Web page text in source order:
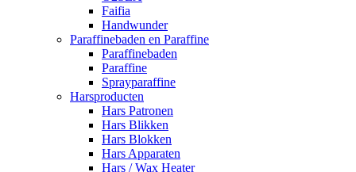
Faifia
Handwunder
Paraffinebaden en Paraffine
Paraffinebaden
Paraffine
Sprayparaffine
Harsproducten
Hars Patronen
Hars Blikken
Hars Blokken
Hars Apparaten
Hars / Wax Heater